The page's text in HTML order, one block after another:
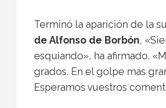
Terminó la aparición de la
de Alfonso de Borbón,
esquiando», ha afirmado.
grados. En el golpe más
Esperamos vuestros